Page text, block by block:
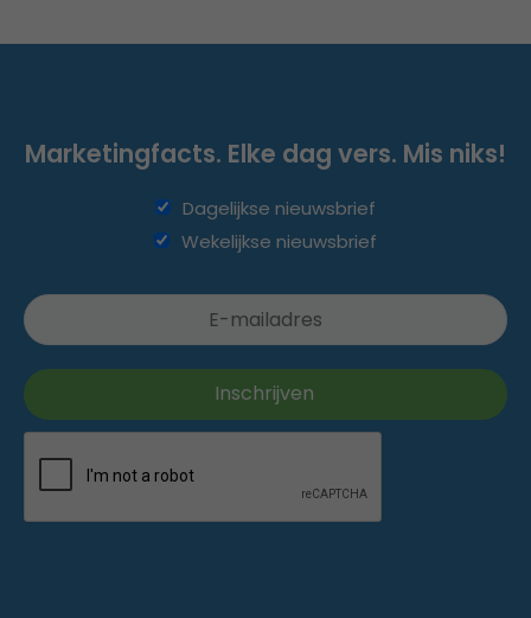
Marketingfacts. Elke dag vers. Mis niks!
Dagelijkse nieuwsbrief
Wekelijkse nieuwsbrief